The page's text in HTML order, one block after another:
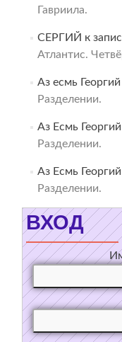
Гавриила.
СЕРГИЙ к
Атлантис.
Аз есмь Георгий
Разделении.
Аз Есмь Георгий
Разделении.
Аз Есмь Георгий
Разделении.
ВХОД